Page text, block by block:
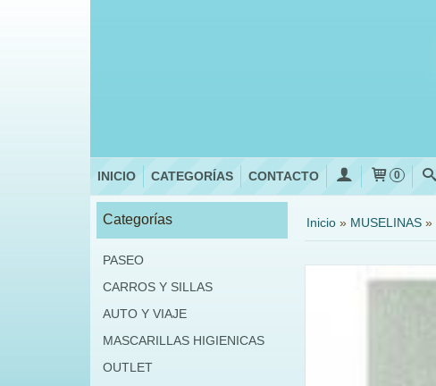
INICIO CATEGORÍAS CONTACTO 0
Categorías
PASEO
CARROS Y SILLAS
AUTO Y VIAJE
MASCARILLAS HIGIENICAS
OUTLET
Inicio» MUSELINAS»